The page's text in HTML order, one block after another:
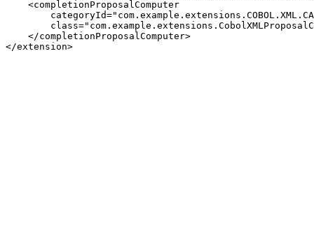
    <completionProposalComputer
    </completionProposalComputer>